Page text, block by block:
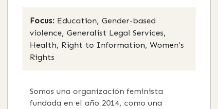
Focus: Education, Gender-based
violence, Generalist Legal Services,
Health, Right to Information, Women's
Rights
Somos una organización feminista
fundada en el año 2014, como una